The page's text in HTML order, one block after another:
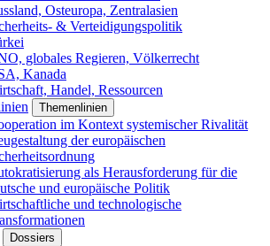
Osteuropa, Zentralasien
& Verteidigungspolitik
globales Regieren, Völkerrecht
Kanada
Handel, Ressourcen
Themenlinien
im Kontext systemischer Rivalität
der europäischen
als Herausforderung für die
und europäische Politik
und technologische
Dossiers